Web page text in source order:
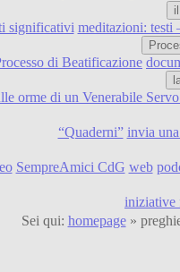
significativi meditazioni: testi
di Beatificazione
orme di un Venerabile
“Quaderni” invia
SempreAmici CdG web
iniziative
Sei qui: homepage»